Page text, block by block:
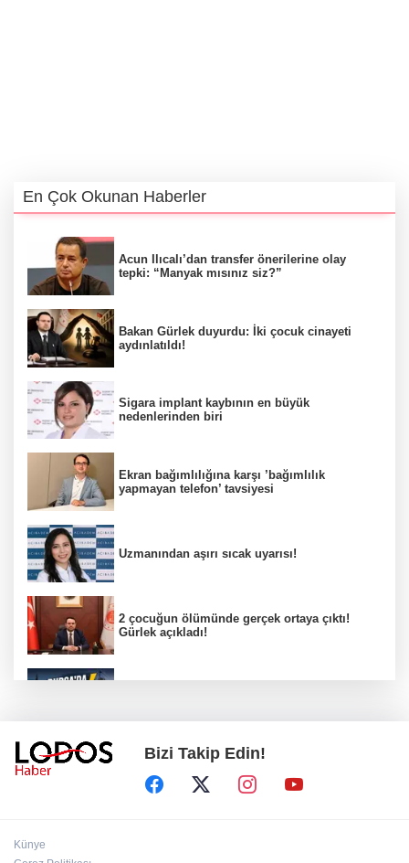
En Çok Okunan Haberler
Acun Ilıcalı’dan transfer önerilerine olay
tepki: “Manyak mısınız siz?”
Bakan Gürlek duyurdu: İki çocuk cinayeti
aydınlatıldı!
Sigara implant kaybının en büyük
nedenlerinden biri
Ekran bağımlılığına karşı ’bağımlılık
yapmayan telefon’ tavsiyesi
Uzmanından aşırı sıcak uyarısı!
2 çocuğun ölümünde gerçek ortaya çıktı!
Gürlek açıkladı!
Bursa'da Perseid meteor yağmuru heyecanı:
Işıklar sönecek!
Bizi Takip Edin!
Künye